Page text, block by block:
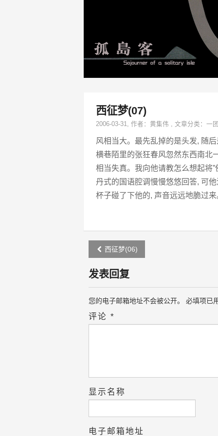
西征梦(07)
2006-03-31, 作者： 黄集伟 , 文章分类： 一
风相当大。最先乱掉的是头发, 随
横巷陌里的张狂春风忽然东西南北
相当失真。我向他请教怎么想起将”
丹式的国语腔调慢慢悠悠回答, 可
杯子碰了下他的, 声音远远地脆过
Post
navigation
西征梦(06)
发表回复
您的电子邮箱地址不会被公开。 必填项已
评论 *
显示名称
电子邮箱地址